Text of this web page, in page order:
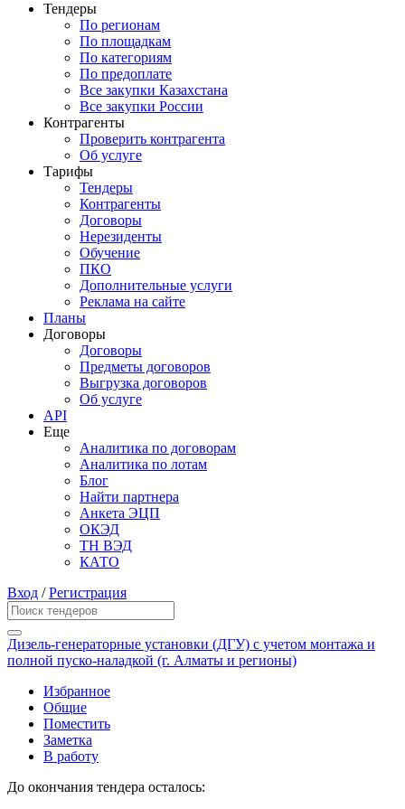
Тендеры
По регионам
По площадкам
По категориям
По предоплате
Все закупки Казахстана
Все закупки России
Контрагенты
Проверить контрагента
Об услуге
Тарифы
Тендеры
Контрагенты
Договоры
Нерезиденты
Обучение
ПКО
Дополнительные услуги
Реклама на сайте
Планы
Договоры
Договоры
Предметы договоров
Выгрузка договоров
Об услуге
API
Еще
Аналитика по договорам
Аналитика по лотам
Блог
Найти партнера
Анкета ЭЦП
ОКЭД
ТН ВЭД
КАТО
Вход /Регистрация
Дизель-генераторные установки (ДГУ) с учетом монтажа и
полной пуско-наладкой (г. Алматы и регионы)
Избранное
Общие
Поместить
Заметка
В работу
До окончания тендера осталось: